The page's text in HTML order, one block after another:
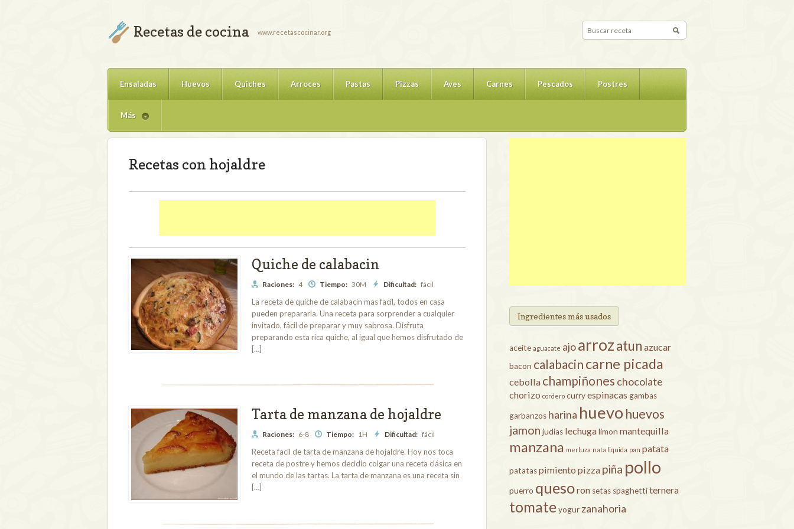
Recetas de cocina www.recetascocinar.org
Ensaladas Huevos Quiches Arroces Pastas Pizzas Aves Carnes Pescados Postres
Más
Recetas con hojaldre
Quiche de calabacin
Raciones: 4 Tiempo: 30M Dificultad: fácil
La receta de quiche de calabacin mas facil, todos en casa
pueden prepararla. Una receta para sorprender a cualquier
invitado, fácil de preparar y muy sabrosa. Disfruta
preparando esta rica quiche, al igual que hemos disfrutado de
[…]
Tarta de manzana de hojaldre
Raciones: 6-8 Tiempo: 1H Dificultad: fácil
Receta facil de tarta de manzana de hojaldre. Hoy nos toca
receta de postre y hemos decidio colgar una receta clásica en
el mundo de las tartas. La tarta de manzana es una receta sin
[…]
Ingredientes más usados
aceite aguacate ajoarrozatun azucar
bacon calabacin carne picada
cebolla champiñones chocolate
chorizo cordero curryespinacas gambas
garbanzos harina huevo huevos
jamon judias lechugalimon mantequilla
manzana merluza nata liquida pan patata
patataspimiento pizza piña pollo
puerro quesoron setas spaghettiternera
tomateyogur zanahoria